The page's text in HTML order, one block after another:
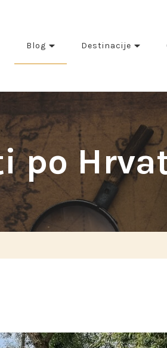
Blog Destinacije
po